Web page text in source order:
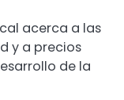
acerca a las
y a precios
de la